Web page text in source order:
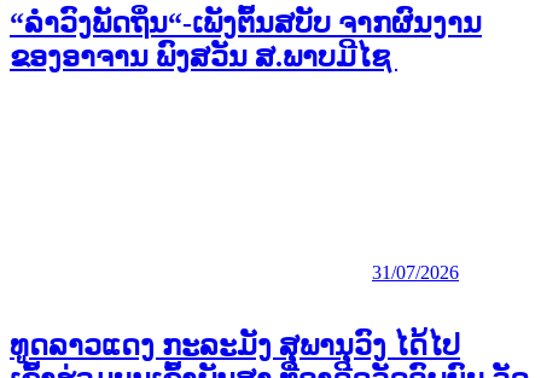
“ລຳວົງພັດຖິ່ນ“-ເພັງຕົ້ນສບັບ ຈາກຜົນງານ
ຂອງອາຈານ ພົງສວັນ ສ.ພາບມີໄຊ
31/07/2026
ທູດລາວແດງ ກະລະມັງ ສຸພານຸວົງ ໄດ້ໄປ